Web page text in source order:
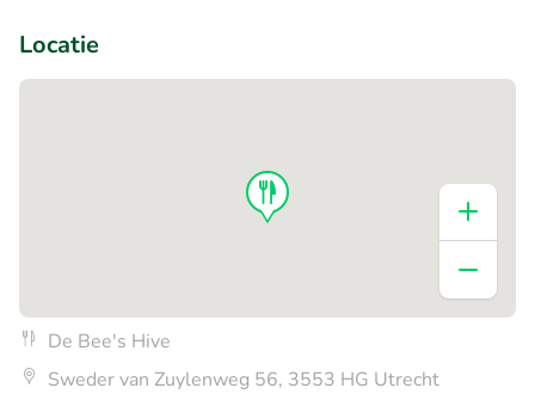
Locatie
De Bee's Hive
Sweder van Zuylenweg 56, 3553 HG Utrecht